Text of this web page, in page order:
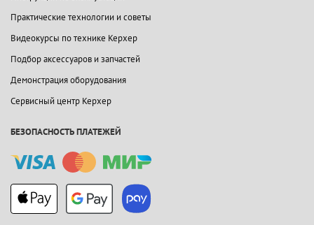
Практические технологии и советы
Видеокурсы по технике Керхер
Подбор аксессуаров и запчастей
Демонстрация оборудования
Сервисный центр Керхер
БЕЗОПАСНОСТЬ ПЛАТЕЖЕЙ